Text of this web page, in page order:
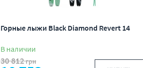
Горные лыжи Black Diamond Revert 14
В наличии
30 812грн